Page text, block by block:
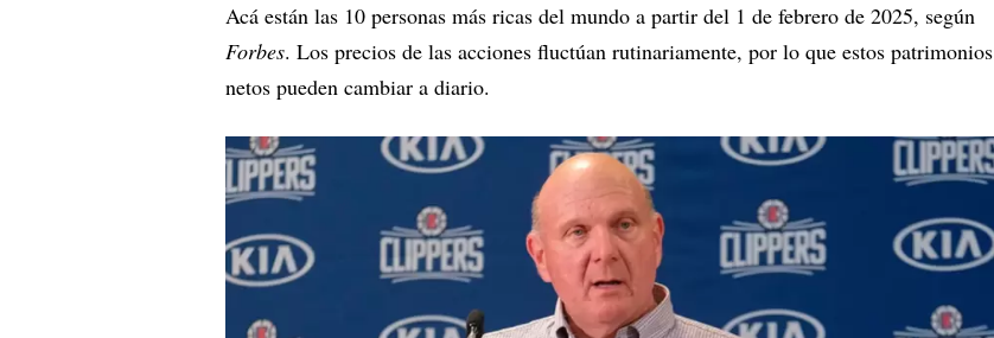
Acá están las 10 personas más ricas del mundo a partir del 1 de febrero de 2025, según
Forbes. Los precios de las acciones fluctúan rutinariamente, por lo que estos patrimonios
netos pueden cambiar a diario.